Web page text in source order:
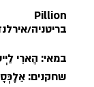
Pillion
בריטניה/אירלנד / 2025
במאי: הָארִי
שחקנים: